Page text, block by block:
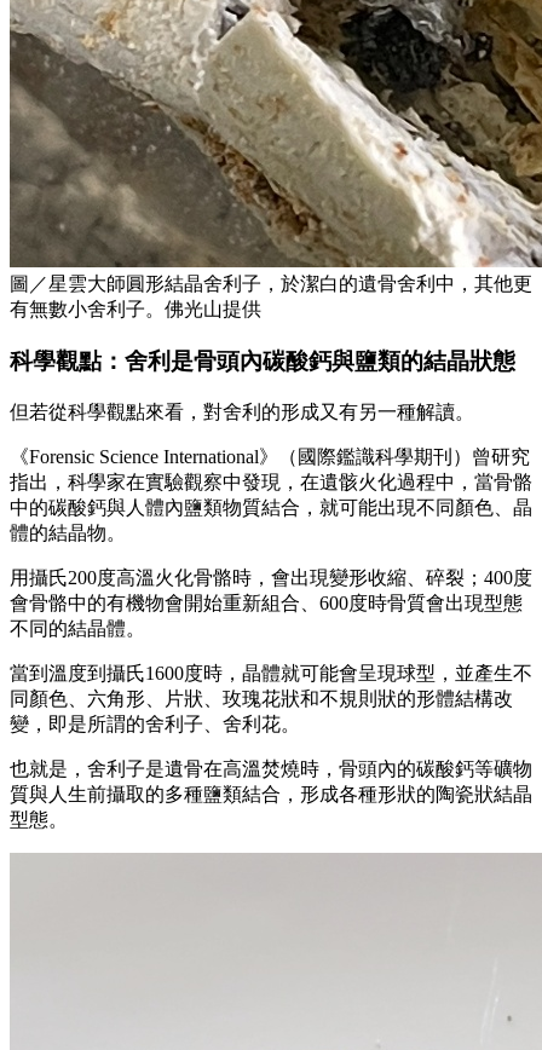
圖／星雲大師圓形結晶舍利子，於潔白的遺骨舍利中，其他更
有無數小舍利子。佛光山提供
科學觀點：舍利是骨頭內碳酸鈣與鹽類的結晶狀態
但若從科學觀點來看，對舍利的形成又有另一種解讀。
《Forensic Science International》（國際鑑識科學期刊）曾研究
指出，科學家在實驗觀察中發現，在遺骸火化過程中，當骨骼
中的碳酸鈣與人體內鹽類物質結合，就可能出現不同顏色、晶
體的結晶物。
用攝氏200度高溫火化骨骼時，會出現變形收縮、碎裂；400度
會骨骼中的有機物會開始重新組合、600度時骨質會出現型態
不同的結晶體。
當到溫度到攝氏1600度時，晶體就可能會呈現球型，並產生不
同顏色、六角形、片狀、玫瑰花狀和不規則狀的形體結構改
變，即是所謂的舍利子、舍利花。
也就是，舍利子是遺骨在高溫焚燒時，骨頭內的碳酸鈣等礦物
質與人生前攝取的多種鹽類結合，形成各種形狀的陶瓷狀結晶
型態。